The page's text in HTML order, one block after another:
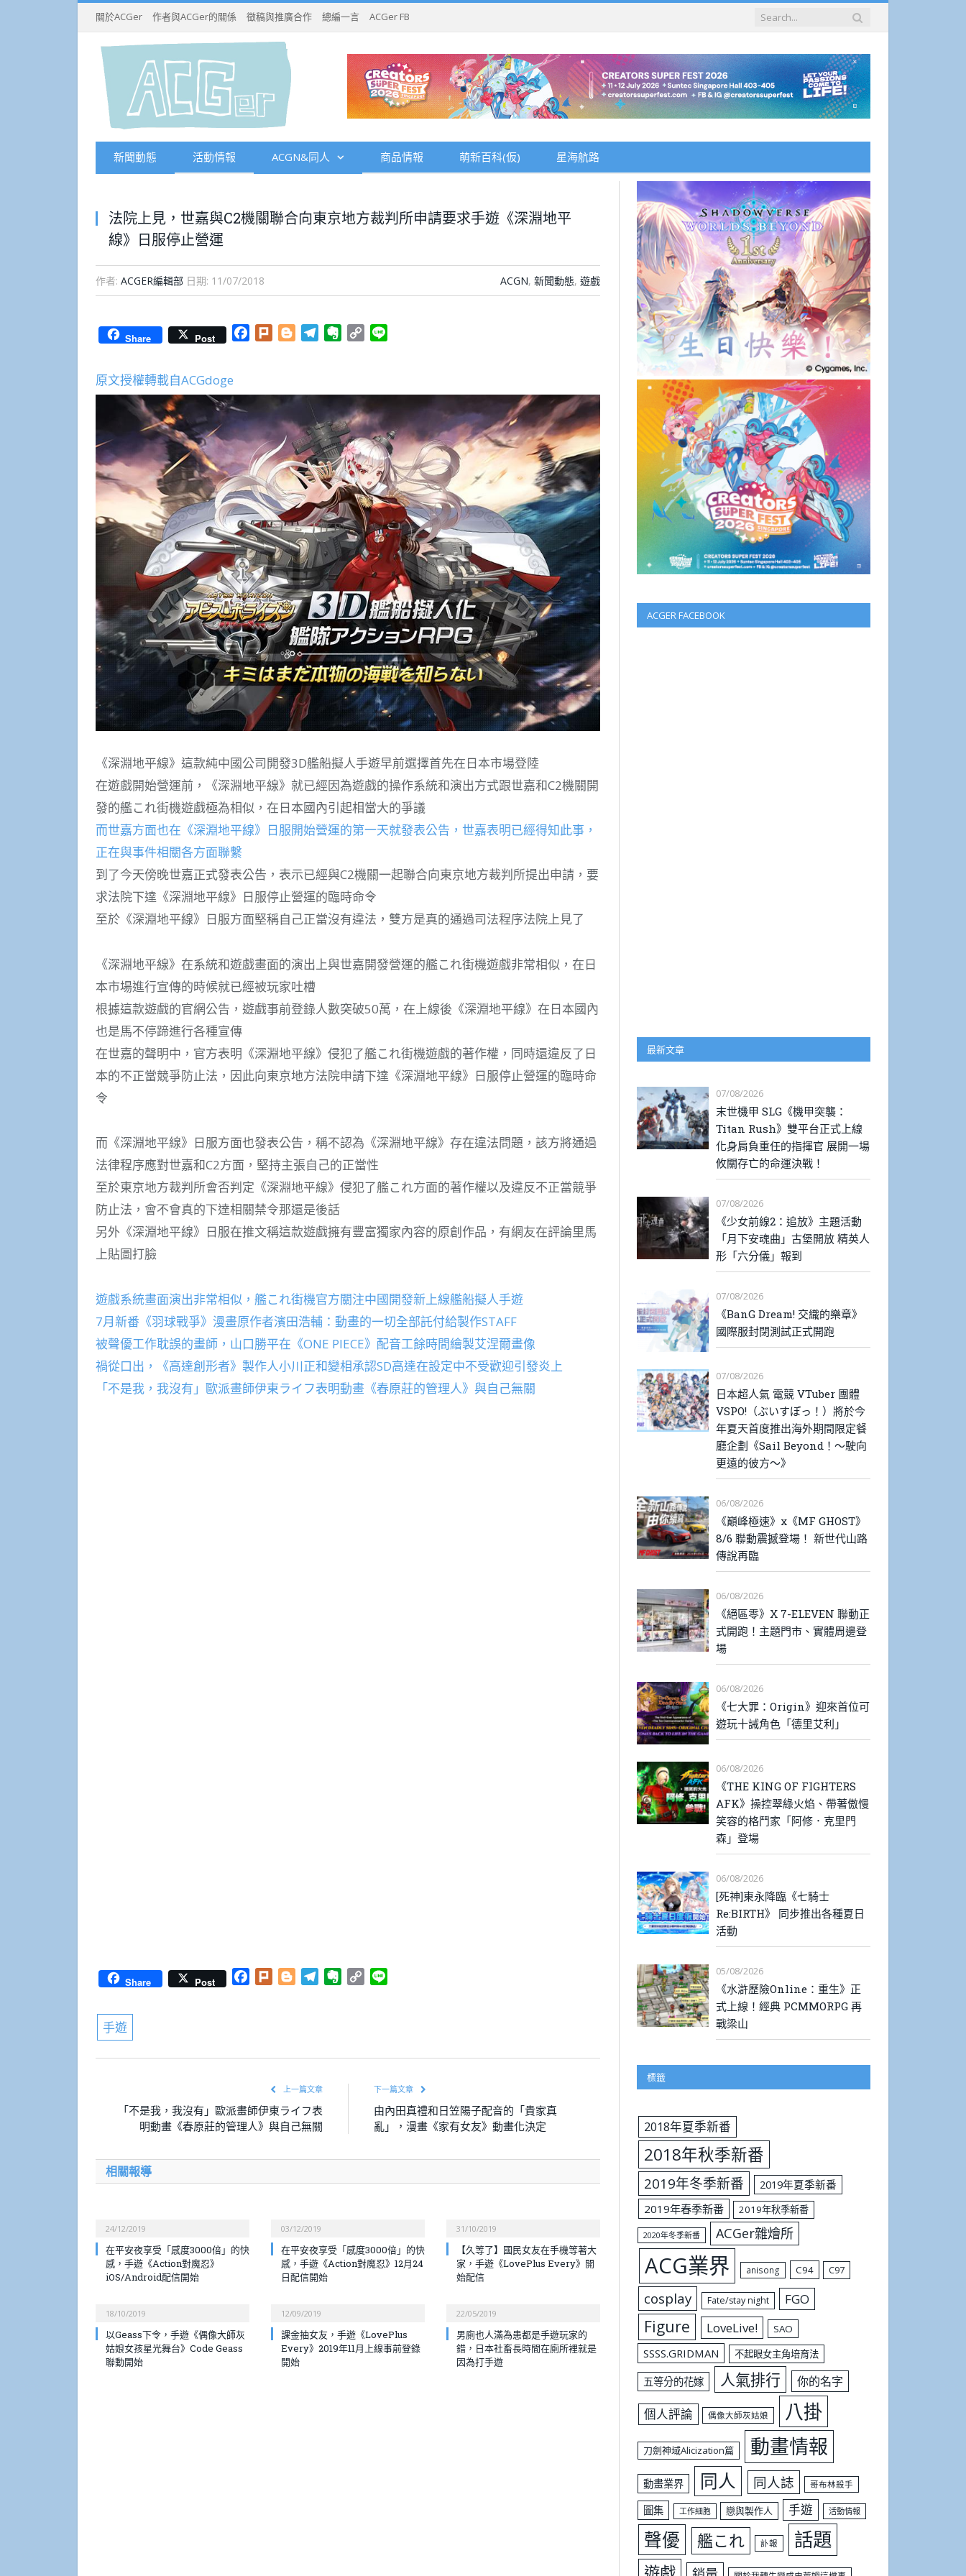
關於ACGer 作者與ACGer的關係 徵稿與推廣合作 總編一言 ACGer FB
新聞動態 活動情報 ACGN&同人 商品情報 萌新百科(仮) 星海航路
法院上見，世嘉與C2機關聯合向東京地方裁判所申請要求手遊《深淵地平
線》日服停止營運
作者: ACGER編輯部 日期: 11/07/2018 ACGN, 新聞動態, 遊戲
Share Post Facebook
Plurk BloggerTelegramEvernote
Copy
原文授權轉載自ACGdoge
《深淵地平線》這款純中國公司開發3D艦船擬人手遊早前選擇首先在日本市場登陸
在遊戲開始營運前，《深淵地平線》就已經因為遊戲的操作系統和演出方式跟世嘉和C2機關開
發的艦これ街機遊戲極為相似，在日本國內引起相當大的爭議
而世嘉方面也在《深淵地平線》日服開始營運的第一天就發表公告，世嘉表明已經得知此事，
正在與事件相關各方面聯繫
到了今天傍晚世嘉正式發表公告，表示已經與C2機關一起聯合向東京地方裁判所提出申請，要
求法院下達《深淵地平線》日服停止營運的臨時命令
至於《深淵地平線》日服方面堅稱自己正當沒有違法，雙方是真的通過司法程序法院上見了
《深淵地平線》在系統和遊戲畫面的演出上與世嘉開發營運的艦これ街機遊戲非常相似，在日
本市場進行宣傳的時候就已經被玩家吐槽
根據這款遊戲的官網公告，遊戲事前登錄人數突破50萬，在上線後《深淵地平線》在日本國內
也是馬不停蹄進行各種宣傳
在世嘉的聲明中，官方表明《深淵地平線》侵犯了艦これ街機遊戲的著作權，同時還違反了日
本的不正當競爭防止法，因此向東京地方法院申請下達《深淵地平線》日服停止營運的臨時命
令
而《深淵地平線》日服方面也發表公告，稱不認為《深淵地平線》存在違法問題，該方將通過
法律程序應對世嘉和C2方面，堅持主張自己的正當性
至於東京地方裁判所會否判定《深淵地平線》侵犯了艦これ方面的著作權以及違反不正當競爭
防止法，會不會真的下達相關禁令那還是後話
另外《深淵地平線》日服在推文稱這款遊戲擁有豐富獨家內容的原創作品，有網友在評論里馬
上貼圖打臉
遊戲系統畫面演出非常相似，艦これ街機官方關注中國開發新上線艦船擬人手遊
7月新番《羽球戰爭》漫畫原作者濱田浩輔：動畫的一切全部託付給製作STAFF
被聲優工作耽誤的畫師，山口勝平在《ONE PIECE》配音工餘時間繪製艾涅爾畫像
禍從口出，《高達創形者》製作人小川正和變相承認SD高達在設定中不受歡迎引發炎上
「不是我，我沒有」歐派畫師伊東ライフ表明動畫《春原莊的管理人》與自己無關
Share Post Facebook
Plurk BloggerTelegramEvernote
Copy
手遊
上一篇文章
「不是我，我沒有」歐派畫師伊東ライフ表
明動畫《春原莊的管理人》與自己無關
下一篇文章
由內田真禮和日笠陽子配音的「貴家真
亂」，漫畫《家有女友》動畫化決定
相關報導
24/12/2019
在平安夜享受「感度3000倍」的快
感，手遊《Action對魔忍》
iOS/Android配信開始
03/12/2019
在平安夜享受「感度3000倍」的快
感，手遊《Action對魔忍》12月24
日配信開始
31/10/2019
【久等了】國民女友在手機等著大
家，手遊《LovePlus Every》開
始配信
18/10/2019
以Geass下令，手遊《偶像大師灰
姑娘女孩星光舞台》Code Geass
聯動開始
12/09/2019
課金抽女友，手遊《LovePlus
Every》2019年11月上線事前登錄
開始
22/05/2019
男廁也人滿為患都是手遊玩家的
錯，日本社畜長時間在廁所裡就是
因為打手遊
ACGER FACEBOOK
最新文章
07/08/2026
末世機甲 SLG《機甲突襲：
Titan Rush》雙平台正式上線
化身肩負重任的指揮官 展開一場
攸關存亡的命運決戰！
07/08/2026
《少女前線2：追放》主題活動
「月下安魂曲」古堡開放 精英人
形「六分儀」報到
07/08/2026
《BanG Dream! 交織的樂章》
國際服封閉測試正式開跑
07/08/2026
日本超人氣 電競 VTuber 團體
VSPO!（ぶいすぽっ！）將於今
年夏天首度推出海外期間限定餐
廳企劃《Sail Beyond！～駛向
更遠的彼方～》
06/08/2026
《巔峰極速》x《MF GHOST》
8/6 聯動震撼登場！ 新世代山路
傳說再臨
06/08/2026
《絕區零》X 7-ELEVEN 聯動正
式開跑！主題門市、實體周邊登
場
06/08/2026
《七大罪：Origin》迎來首位可
遊玩十誡角色「德里艾利」
06/08/2026
《THE KING OF FIGHTERS
AFK》操控翠綠火焰、帶著傲慢
笑容的格鬥家「阿修．克里門
森」登場
06/08/2026
[死神]東永降臨《七騎士
Re:BIRTH》 同步推出各種夏日
活動
05/08/2026
《水滸歷險Online：重生》正
式上線！經典 PCMMORPG 再
戰梁山
標籤
2018年夏季新番
2018年秋季新番
2019年冬季新番
2019年夏季新番
2019年春季新番
2019年秋季新番
2020年冬季新番 ACGer雜燴所
ACG業界 anisong C94 C97
cosplay Fate/stay night FGO
Figure LoveLive! SAO
SSSS.GRIDMAN 不起眼女主角培育法
五等分的花嫁 人氣排行 你的名字
個人評論 偶像大師灰姑娘 八掛
刀劍神域Alicization篇 動畫情報
動畫業界 同人 同人誌 哥布林殺手
圖集 工作細胞 戀與製作人 手遊 活動情報
聲優 艦これ 訃報 話題